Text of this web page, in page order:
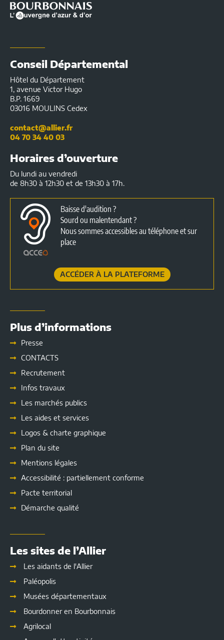
Infos
Conseil Départemental
Hôtel du Département
1, avenue Victor Hugo
B.P. 1669
03016 MOULINS Cedex
contact@allier.fr
04 70 34 40 03
Horaires d’ouverture
Du lundi au vendredi
de 8h30 à 12h30 et de 13h30 à 17h.
Baisse d'audition ?
Sourd ou malentendant ?
Nous sommes accessibles au téléphone et sur
place
ACCÉDER À LA PLATEFORME
Plus d’informations
Presse
CONTACTS
Recrutement
Infos travaux
Les marchés publics
Les aides et services
Logos & charte graphique
Plan du site
Mentions légales
Accessibilité : partiellement conforme
Pacte territorial
Démarche qualité
Les sites de l’Allier
Les aidants de l'Allier
Paléopolis
Musées départementaux
Bourdonner en Bourbonnais
Agrilocal